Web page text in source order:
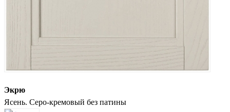
Экрю
Ясень. Серо-кремовый без патины